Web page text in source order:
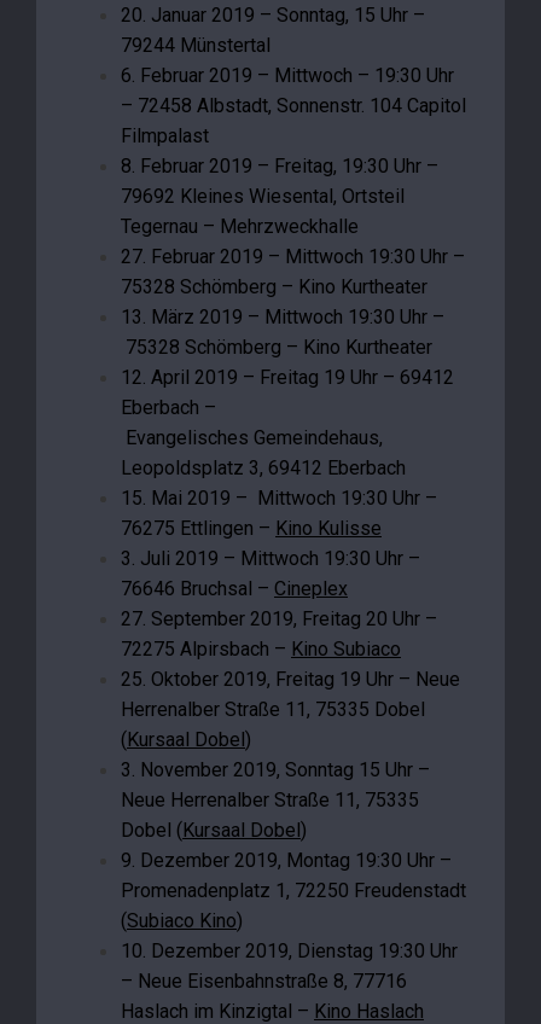
20. Januar 2019 – Sonntag, 15 Uhr –
79244 Münstertal
6. Februar 2019 – Mittwoch – 19:30 Uhr
– 72458 Albstadt, Sonnenstr. 104 Capitol
Filmpalast
8. Februar 2019 – Freitag, 19:30 Uhr –
79692 Kleines Wiesental, Ortsteil
Tegernau – Mehrzweckhalle
27. Februar 2019 – Mittwoch 19:30 Uhr –
75328 Schömberg – Kino Kurtheater
13. März 2019 – Mittwoch 19:30 Uhr –
75328 Schömberg – Kino Kurtheater
12. April 2019 – Freitag 19 Uhr – 69412
Eberbach –
Evangelisches Gemeindehaus,
Leopoldsplatz 3, 69412 Eberbach
15. Mai 2019 – Mittwoch 19:30 Uhr –
76275 Ettlingen – Kino Kulisse
3. Juli 2019 – Mittwoch 19:30 Uhr –
76646 Bruchsal – Cineplex
27. September 2019, Freitag 20 Uhr –
72275 Alpirsbach – Kino Subiaco
25. Oktober 2019, Freitag 19 Uhr – Neue
Herrenalber Straße 11, 75335 Dobel
(Kursaal Dobel)
3. November 2019, Sonntag 15 Uhr –
Neue Herrenalber Straße 11, 75335
Dobel (Kursaal Dobel)
9. Dezember 2019, Montag 19:30 Uhr –
Promenadenplatz 1, 72250 Freudenstadt
(Subiaco Kino)
10. Dezember 2019, Dienstag 19:30 Uhr
– Neue Eisenbahnstraße 8, 77716
Haslach im Kinzigtal – Kino Haslach